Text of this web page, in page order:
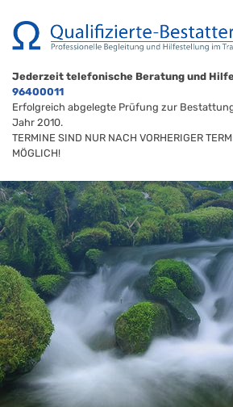
Jederzeit telefonische Beratung und
96400011
Erfolgreich abgelegte Prüfung zur
Jahr 2010.
TERMINE SIND NUR NACH VORHERIGER
MÖGLICH!